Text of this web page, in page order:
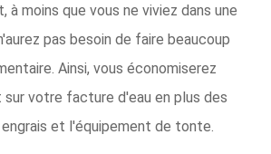
à moins que vous ne viviez dans une
pas besoin de faire beaucoup
Ainsi, vous économiserez
sur votre facture d'eau en plus des
et l'équipement de tonte.